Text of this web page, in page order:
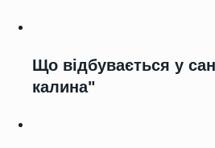
Що відбувається у
калина"